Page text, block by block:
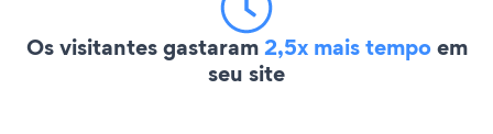
Os visitantes gastaram2,5x mais tempoem
seu site